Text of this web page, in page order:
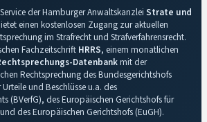
der Hamburger Anwaltskanzlei Strate und
einen kostenlosen Zugang zur aktuellen
im Strafrecht und Strafverfahrensrecht.
Fachzeitschrift HRRS, einem monatlichen
Datenbankmit der
Rechtsprechung des Bundesgerichtshofs
und Beschlüsse u.a. des
(BVerfG), des Europäischen Gerichtshofs für
des Europäischen Gerichtshofs (EuGH).